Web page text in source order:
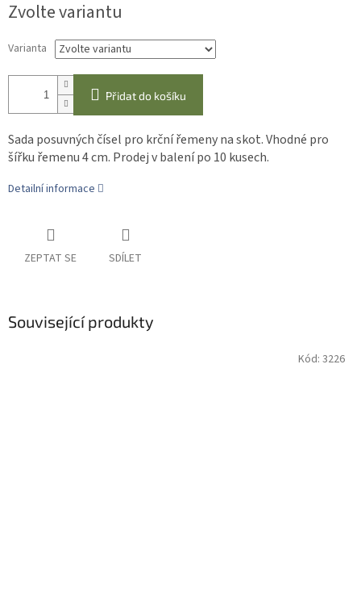
cena:
Zvolte variantu
Varianta
Přidat do košíku
Sada posuvných čísel pro krční řemeny na skot. Vhodné pro
šířku řemenu 4 cm. Prodej v balení po 10 kusech.
Detailní informace
ZEPTAT SE SDÍLET
Související produkty
Kód: 3226